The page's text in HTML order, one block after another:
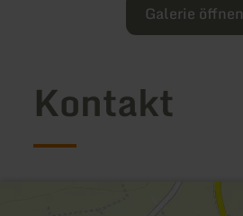
Galerie öffnen
Kontakt